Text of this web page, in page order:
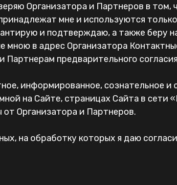
Организатора и Партнеров в том,
мне и используются
и подтверждаю, а также беру
мною в адрес Организатора
предварительного
информированное, сознательное и
на Сайте, страницах Сайта в
Организатора и Партнеров.
на обработку которых я даю